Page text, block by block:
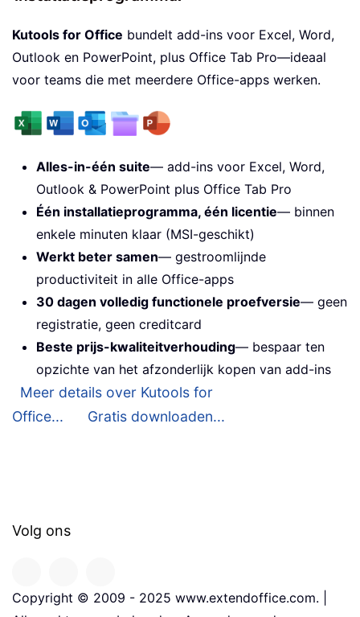
Kutools for Office bundelt add-ins voor Excel, Word,
Outlook en PowerPoint, plus Office Tab Pro—ideaal
voor teams die met meerdere Office-apps werken.
Alles-in-één suite— add-ins voor Excel, Word,
Outlook & PowerPoint plus Office Tab Pro
Één installatieprogramma, één licentie— binnen
enkele minuten klaar (MSI-geschikt)
Werkt beter samen— gestroomlijnde
productiviteit in alle Office-apps
30 dagen volledig functionele proefversie— geen
registratie, geen creditcard
Beste prijs-kwaliteitverhouding— bespaar ten
opzichte van het afzonderlijk kopen van add-ins
Meer details over Kutools for
Office...
Gratis downloaden...
Volg ons
Copyright © 2009 - 2025 www.extendoffice.com. |